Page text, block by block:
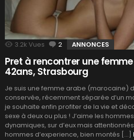
3.2k Vues 2 Commentaires
ANNONCES
Pret à rencontrer une
42ans, Strasbourg
Je suis une femme arabe (marocaine)
conservée, récemment séparée d’un
je souhaite enfin profiter de la vie et
sexe à deux ou plus ! J’aime les
dynamiques, sur d’eux mais
hommes d’experience, bien montés […]